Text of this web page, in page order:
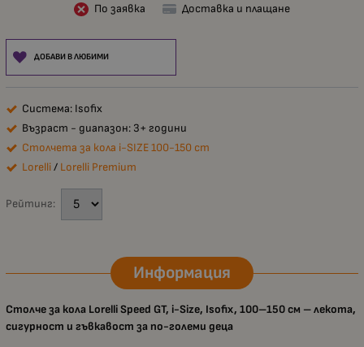
По заявка Доставка и плащане
ДОБАВИ В ЛЮБИМИ
Система: Isofix
Възраст - диапазон: 3+ години
Столчета за кола i-SIZE 100-150 cm
Lorelli/ Lorelli Premium
Рейтинг:
Информация
Столче за кола Lorelli Speed GT, i-Size, Isofix, 100–150 см – лекота,
сигурност и гъвкавост за по-големи деца